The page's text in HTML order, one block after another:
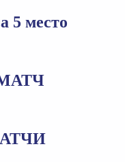
5 место